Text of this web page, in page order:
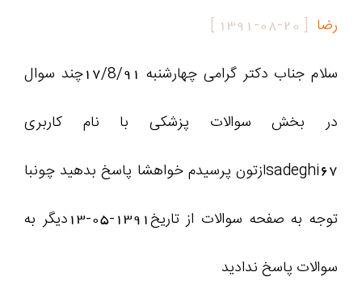
رضا [
1391-08-20
]
سلام جناب دکتر گرامی چهارشنبه 17/8/91چند سوال
در بخش سوالات پزشکی با نام کاربری
sadeghi67ازتون پرسیدم خواهشا پاسخ بدهید چونبا
توجه به صفحه سوالات از تاریخ1391-05-13دیگر به
سوالات پاسخ ندادید